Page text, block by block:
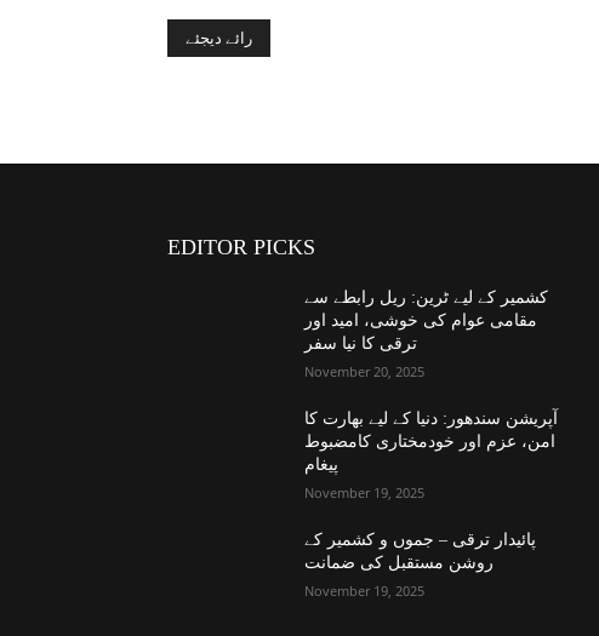
EDITOR PICKS
کشمیر کے لیے ٹرین: ریل رابطے سے
مقامی عوام کی خوشی، امید اور
ترقی کا نیا سفر
November 20, 2025
آپریشن سندھور: دنیا کے لیے بھارت کا
امن، عزم اور خودمختاری کامضبوط
پیغام
November 19, 2025
پائیدار ترقی – جموں و کشمیر کے
روشن مستقبل کی ضمانت
November 19, 2025